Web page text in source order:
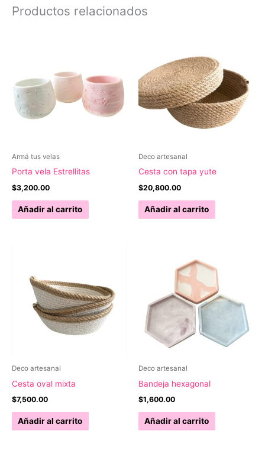
Productos relacionados
Armá tus velas
Porta vela Estrellitas
$3,200.00
Añadir al carrito
Deco artesanal
Cesta con tapa yute
$20,800.00
Añadir al carrito
Deco artesanal
Cesta oval mixta
$7,500.00
Añadir al carrito
Deco artesanal
Bandeja hexagonal
$1,600.00
Añadir al carrito